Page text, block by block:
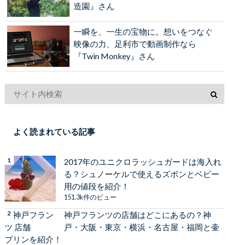
造園』さん
一瞬を、一生の宝物に。想いをつなぐ
映像の力、足利市で動画制作なら
『Twin Monkey』さん
よく読まれている記事
2017年のユニクロラッシュガードは海入れ
る？シュノーケルで使えるズボンとベビー
用の値段を紹介！
151.3k件のビュー
神戸フランツの店舗はどこにあるの？神
戸・大阪・東京・横浜・名古屋・福岡と壷
プリンを紹介！